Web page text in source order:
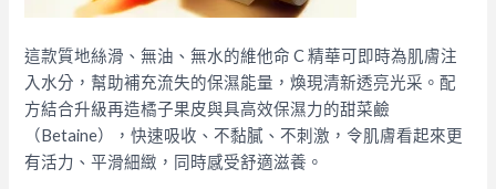
這款質地絲滑、無油、無水的維他命 C 精華可即時為肌膚注
入水分，幫助補充流失的保濕能量，煥現清新透亮光采。配
方結合升級再造橘子果皮與具高效保濕力的甜菜鹼
（Betaine），快速吸收、不黏膩、不刺激，令肌膚看起來更
有活力、平滑細緻，同時感受舒適滋養。